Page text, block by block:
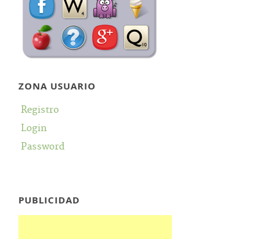
ZONA USUARIO
Registro
Login
Password
PUBLICIDAD